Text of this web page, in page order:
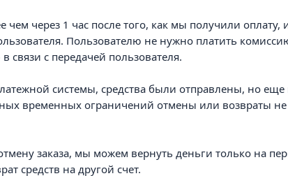
чем через 1 час после того, как мы получили
Пользователю не нужно платить
связи с передачей пользователя.
системы, средства были отправлены, но
временных ограничений отмены или возвраты не
заказа, мы можем вернуть деньги только на
средств на другой счет.